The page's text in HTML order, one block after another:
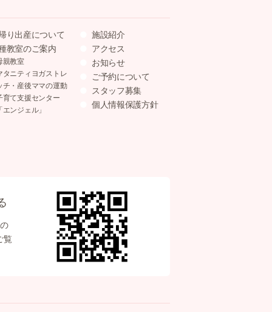
り出産について
教室のご案内
親教室
タニティヨガストレ
チ・産後ママの運動
育て支援センター
「エンジェル」
施設紹介
アクセス
お知らせ
ご予約について
スタッフ募集
個人情報保護方針
覧